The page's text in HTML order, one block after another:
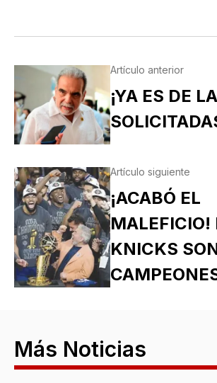
Artículo anterior
¡YA ES DE
Artículo siguiente
¡ACABÓ EL
MALEFICIO!
KNICKS
Más Noticias